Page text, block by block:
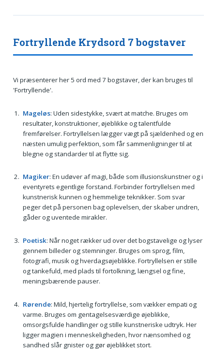
Fortryllende Krydsord 7 bogstaver
Vi præsenterer her 5 ord med 7 bogstaver, der kan bruges til
'Fortryllende'.
Mageløs: Uden sidestykke, svært at matche. Bruges om
resultater, konstruktioner, øjeblikke og talentfulde
fremførelser. Fortryllelsen lægger vægt på sjældenhed og en
næsten umulig perfektion, som får sammenligninger til at
blegne og standarder til at flytte sig.
Magiker: En udøver af magi, både som illusionskunstner og i
eventyrets egentlige forstand. Forbinder fortryllelsen med
kunstnerisk kunnen og hemmelige teknikker. Som svar
peger det på personen bag oplevelsen, der skaber undren,
gåder og uventede mirakler.
Poetisk: Når noget rækker ud over det bogstavelige og lyser
gennem billeder og stemninger. Bruges om sprog, film,
fotografi, musik og hverdagsøjeblikke. Fortryllelsen er stille
og tankefuld, med plads til fortolkning, længsel og fine,
meningsbærende pauser.
Rørende: Mild, hjertelig fortryllelse, som vækker empati og
varme. Bruges om gentagelsesværdige øjeblikke,
omsorgsfulde handlinger og stille kunstneriske udtryk. Her
ligger magien i menneskeligheden, hvor nænsomhed og
sandhed slår gnister og gør øjeblikket stort.